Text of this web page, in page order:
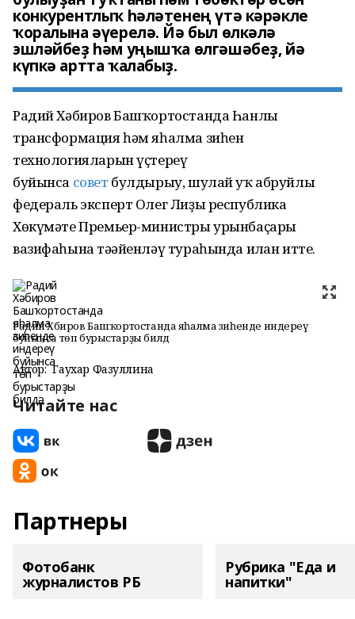
конкурентлыҡ һәләтенең үтә кәрәкле
ҡоралына әүерелә. Йә был өлкәлә
эшләйбеҙ һәм уңышҡа өлгәшәбеҙ, йә
күпкә артта ҡалабыҙ.
Радий Хәбиров Башҡортостанда Һанлы
трансформация һәм яһалма зиһен
технологияларын үҫтереү
буйынса совет булдырыу, шулай уҡ абруйлы
федераль эксперт Олег Лиҙы республика
Хөкүмәте Премьер-министры урынбаҫары
вазифаһына тәғәйенләү тураһында иғлан итте.
Радий Хәбиров Башҡортостанда яһалма зиһенде индереү
буйынса төп бурыстарҙы билдә
Автор: Гаухар Фазуллина
Читайте нас
Партнеры
Фотобанк
журналистов РБ
Рубрика "Еда и
напитки"